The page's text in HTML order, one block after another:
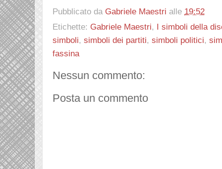
Pubblicato da Gabriele Maestri alle 19:52
Etichette: Gabriele Maestri, I simboli della
simboli, simboli dei partiti, simboli politici,
fassina
Nessun commento:
Posta un commento